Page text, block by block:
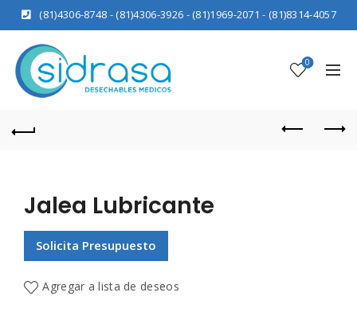
(81)4306-8748 - (81)4306-3926 - (81)1969-2071 - (81)8314-4057
0
Jalea Lubricante
Solicita Presupuesto
Agregar a lista de deseos